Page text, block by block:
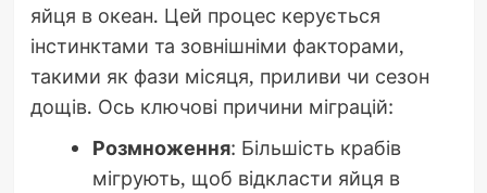
яйця в океан. Цей процес керується
інстинктами та зовнішніми факторами,
такими як фази місяця, приливи чи сезон
дощів. Ось ключові причини міграцій:
Розмноження: Більшість крабів
мігрують, щоб відкласти яйця в